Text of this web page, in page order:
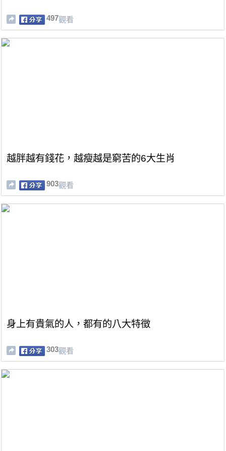
497觀看
越胖越有錢花，越瘦越是窮苦的6大生肖
903觀看
身上有貴氣的人，都有的八大特徵
303觀看